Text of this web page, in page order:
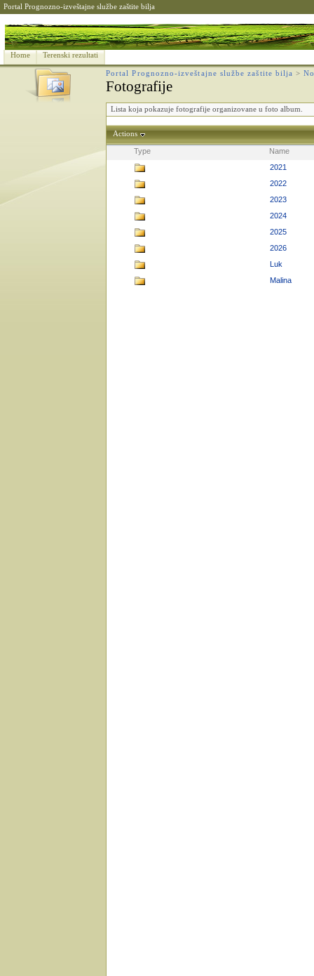
Portal Prognozno-izveštajne službe zaštite bilja
Home Terenski rezultati
Portal Prognozno-izveštajne službe zaštite bilja >
Fotografije
Lista koja pokazuje fotografije organizovane u foto album.
Actions
Type
Name
2021
2022
2023
2024
2025
2026
Luk
Malina